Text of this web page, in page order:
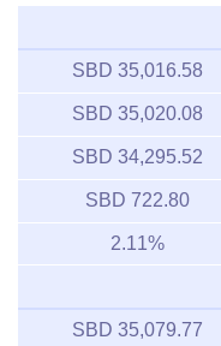
35,016.58 SBD
35,020.08 SBD
34,295.52 SBD
722.80 SBD
2.11%
35,079.77 SBD